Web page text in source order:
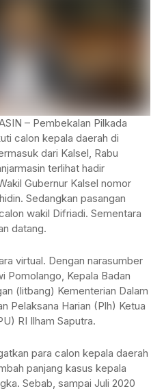
– Pembekalan Pilkada
calon kepala daerah di
dari Kalsel, Rabu
terlihat hadir
Gubernur Kalsel nomor
Sedangkan pasangan
wakil Difriadi. Sementara
datang.
virtual. Dengan narasumber
Pomolango, Kepala Badan
(litbang) Kementerian Dalam
Pelaksana Harian (Plh) Ketua
RI Ilham Saputra.
para calon kepala daerah
panjang kasus kepala
Sebab, sampai Juli 2020